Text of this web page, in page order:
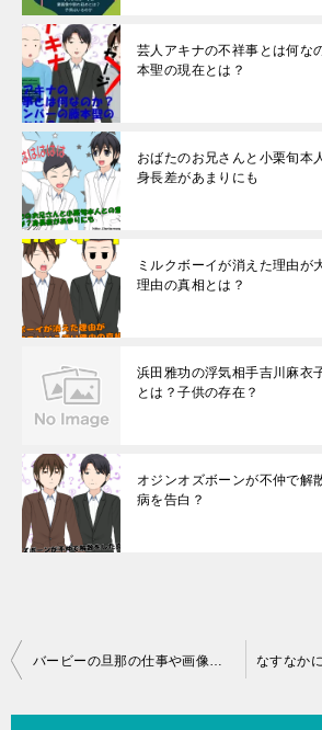
芸人アキナの不祥事とは何な
本聖の現在とは？
おばたのお兄さんと小栗旬本
身長差があまりにも
ミルクボーイが消えた理由が
理由の真相とは？
浜田雅功の浮気相手吉川麻衣
とは？子供の存在？
オジンオズボーンが不仲で解
病を告白？
投
バービーの旦那の仕事や画像・馴れ初めの詳細とは？子供はいるの？